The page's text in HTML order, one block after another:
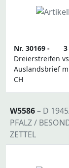
Nr. 30169 -
Dreierstreifen
Auslandsbrief
CH
W5586– D
PFALZ /
ZETTEL